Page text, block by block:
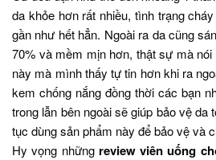
da khỏe hơn rất nhiều, tình trạng
gần như hết hẳn. Ngoài ra da cũng
70% và mềm mịn hơn, thật sự mà
này mà mình thấy tự tin hơn khi ra
kem chống nắng đồng thời các bạn
trong lẫn bên ngoài sẽ giúp bảo vệ
tục dùng sản phẩm này để bảo vệ và
Hy vọng những review viên uống